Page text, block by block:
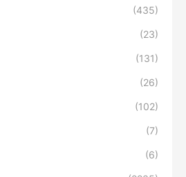
(435)
(23)
(131)
(26)
(102)
(7)
(6)